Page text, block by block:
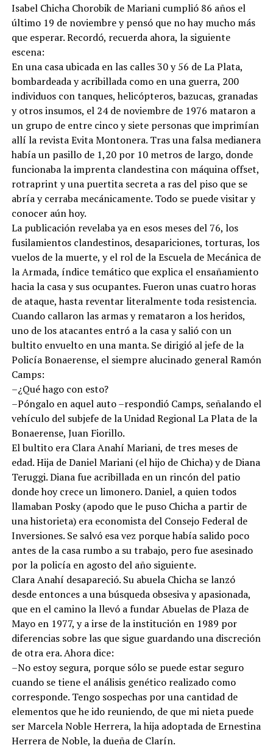
Isabel Chicha Chorobik de Mariani cumplió 86 años el
último 19 de noviembre y pensó que no hay mucho más
que esperar. Recordó, recuerda ahora, la siguiente
escena:
En una casa ubicada en las calles 30 y 56 de La Plata,
bombardeada y acribillada como en una guerra, 200
individuos con tanques, helicópteros, bazucas, granadas
y otros insumos, el 24 de noviembre de 1976 mataron a
un grupo de entre cinco y siete personas que imprimían
allí la revista Evita Montonera. Tras una falsa medianera
había un pasillo de 1,20 por 10 metros de largo, donde
funcionaba la imprenta clandestina con máquina offset,
rotraprint y una puertita secreta a ras del piso que se
abría y cerraba mecánicamente. Todo se puede visitar y
conocer aún hoy.
La publicación revelaba ya en esos meses del 76, los
fusilamientos clandestinos, desapariciones, torturas, los
vuelos de la muerte, y el rol de la Escuela de Mecánica de
la Armada, índice temático que explica el ensañamiento
hacia la casa y sus ocupantes. Fueron unas cuatro horas
de ataque, hasta reventar literalmente toda resistencia.
Cuando callaron las armas y remataron a los heridos,
uno de los atacantes entró a la casa y salió con un
bultito envuelto en una manta. Se dirigió al jefe de la
Policía Bonaerense, el siempre alucinado general Ramón
Camps:
–¿Qué hago con esto?
–Póngalo en aquel auto –respondió Camps, señalando el
vehículo del subjefe de la Unidad Regional La Plata de la
Bonaerense, Juan Fiorillo.
El bultito era Clara Anahí Mariani, de tres meses de
edad. Hija de Daniel Mariani (el hijo de Chicha) y de Diana
Teruggi. Diana fue acribillada en un rincón del patio
donde hoy crece un limonero. Daniel, a quien todos
llamaban Posky (apodo que le puso Chicha a partir de
una historieta) era economista del Consejo Federal de
Inversiones. Se salvó esa vez porque había salido poco
antes de la casa rumbo a su trabajo, pero fue asesinado
por la policía en agosto del año siguiente.
Clara Anahí desapareció. Su abuela Chicha se lanzó
desde entonces a una búsqueda obsesiva y apasionada,
que en el camino la llevó a fundar Abuelas de Plaza de
Mayo en 1977, y a irse de la institución en 1989 por
diferencias sobre las que sigue guardando una discreción
de otra era. Ahora dice:
–No estoy segura, porque sólo se puede estar seguro
cuando se tiene el análisis genético realizado como
corresponde. Tengo sospechas por una cantidad de
elementos que he ido reuniendo, de que mi nieta puede
ser Marcela Noble Herrera, la hija adoptada de Ernestina
Herrera de Noble, la dueña de Clarín.